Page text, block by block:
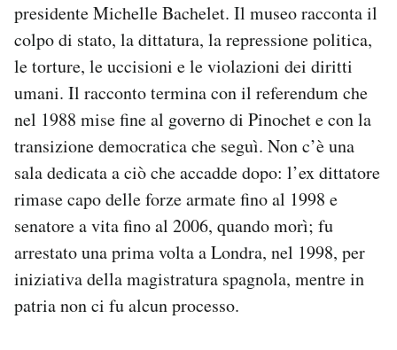
presidente Michelle Bachelet. Il museo racconta il
colpo di stato, la dittatura, la repressione politica,
le torture, le uccisioni e le violazioni dei diritti
umani. Il racconto termina con il referendum che
nel 1988 mise fine al governo di Pinochet e con la
transizione democratica che seguì. Non c’è una
sala dedicata a ciò che accadde dopo: l’ex dittatore
rimase capo delle forze armate fino al 1998 e
senatore a vita fino al 2006, quando morì; fu
arrestato una prima volta a Londra, nel 1998, per
iniziativa della magistratura spagnola, mentre in
patria non ci fu alcun processo.